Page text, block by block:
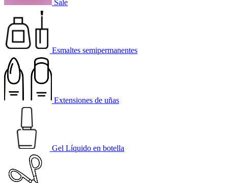
Sale
Esmaltes semipermanentes
Extensiones de uñas
Gel Líquido en botella